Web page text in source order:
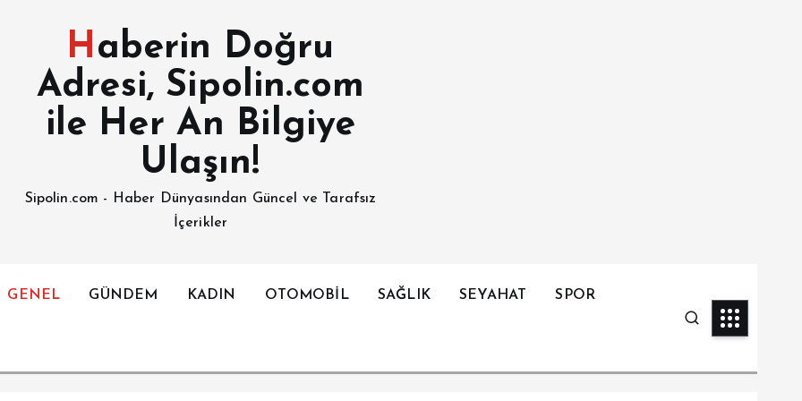
Haberin Doğru
Adresi, Sipolin.com
ile Her An Bilgiye
Ulaşın!
Sipolin.com - Haber Dünyasından Güncel ve Tarafsız
İçerikler
GENEL GÜNDEM KADIN OTOMOBİL SAĞLIK SEYAHAT SPOR